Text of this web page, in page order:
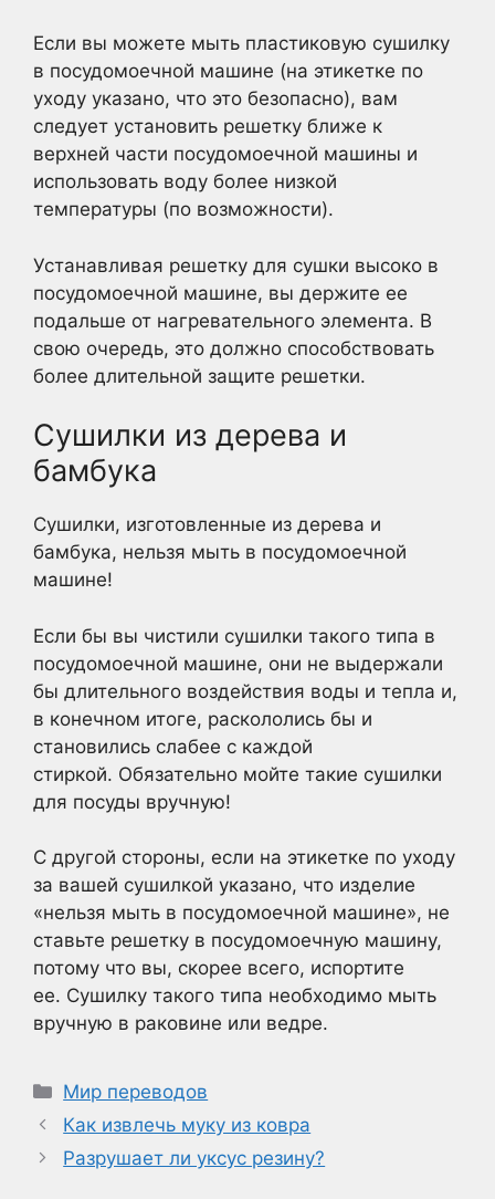
Если вы можете мыть пластиковую сушилку
в посудомоечной машине (на этикетке по
уходу указано, что это безопасно), вам
следует установить решетку ближе к
верхней части посудомоечной машины и
использовать воду более низкой
температуры (по возможности).
Устанавливая решетку для сушки высоко в
посудомоечной машине, вы держите ее
подальше от нагревательного элемента. В
свою очередь, это должно способствовать
более длительной защите решетки.
Сушилки из дерева и
бамбука
Сушилки, изготовленные из дерева и
бамбука, нельзя мыть в посудомоечной
машине!
Если бы вы чистили сушилки такого типа в
посудомоечной машине, они не выдержали
бы длительного воздействия воды и тепла и,
в конечном итоге, раскололись бы и
становились слабее с каждой
стиркой. Обязательно мойте такие сушилки
для посуды вручную!
С другой стороны, если на этикетке по уходу
за вашей сушилкой указано, что изделие
«нельзя мыть в посудомоечной машине», не
ставьте решетку в посудомоечную машину,
потому что вы, скорее всего, испортите
ее. Сушилку такого типа необходимо мыть
вручную в раковине или ведре.
Рубрики
Мир переводов
Как извлечь муку из ковра
Разрушает ли уксус резину?